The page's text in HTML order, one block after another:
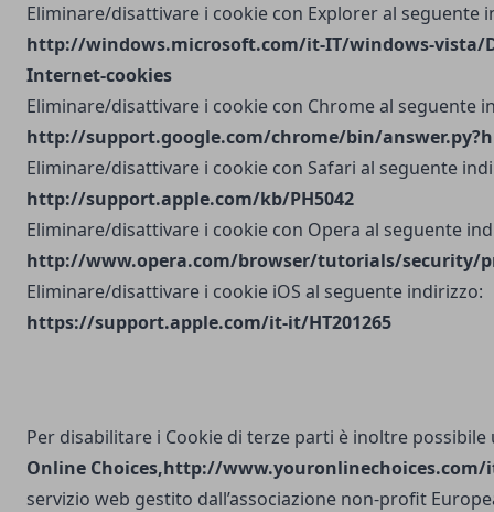
Eliminare/disattivare i cookie con Explorer al seguente
http://windows.microsoft.com/it-IT/windows-vista/
Internet-cookies
Eliminare/disattivare i cookie con Chrome al seguente
http://support.google.com/chrome/bin/
Eliminare/disattivare i cookie con Safari al seguente
http://support.apple.com/kb/PH5042
Eliminare/disattivare i cookie con Opera al seguente
http://www.opera.com/browser/tutorials/security/
Eliminare/disattivare i cookie iOS al seguente indirizzo:
https://support.apple.com/it-it/HT201265
Per disabilitare i Cookie di terze parti è inoltre
Online Choices,http://www.youronlinechoices.com/
servizio web gestito dall’associazione non-profit